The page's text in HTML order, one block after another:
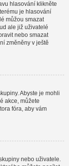
hlasování klikněte
je hlasování
můžou smazat
ale již uživatelé
nebo smazat
změněny v ještě
Abyste je mohli
akce, můžete
fóra, aby vám
nebo uživatele.